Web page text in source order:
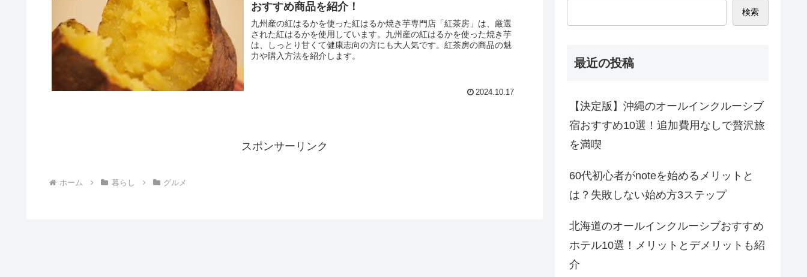
おすすめ商品を紹介！
九州産の紅はるかを使った紅はるか焼き芋専門店「紅茶房」は、厳選
された紅はるかを使用しています。九州産の紅はるかを使った焼き芋
は、しっとり甘くて健康志向の方にも大人気です。紅茶房の商品の魅
力や購入方法を紹介します。
2024.10.17
スポンサーリンク
ホーム 暮らし グルメ
検索
最近の投稿
【決定版】沖縄のオールインクルーシブ
宿おすすめ10選！追加費用なしで贅沢旅
を満喫
60代初心者がnoteを始めるメリットと
は？失敗しない始め方3ステップ
北海道のオールインクルーシブおすすめ
ホテル10選！メリットとデメリットも紹
介